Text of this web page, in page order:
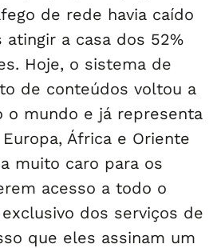
de rede havia caído
atingir a casa dos 52%
Hoje, o sistema de
de conteúdos voltou a
o mundo e já representa
África e Oriente
muito caro para os
acesso a todo o
dos serviços de
que eles assinam um